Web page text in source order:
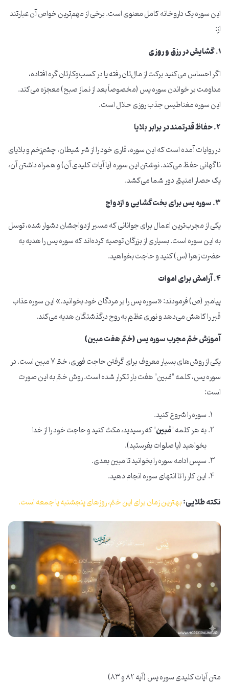
این سوره یک داروخانه کامل معنوی است. برخی از مهم‌ترین خواص آن عبارتند
از:
۱. گشایش در رزق و روزی
اگر احساس می‌کنید برکت از مال‌تان رفته یا در کسب‌وکارتان گره افتاده،
مداومت بر خواندن سوره یس (مخصوصاً بعد از نماز صبح) معجزه می‌کند.
این سوره مغناطیس جذب روزی حلال است.
۲. حفاظ قدرتمند در برابر بلایا
در روایات آمده است که این سوره، قاری خود را از شر شیطان، چشم‌زخم و بلایای
ناگهانی حفظ می‌کند. نوشتن این سوره (یا آیات کلیدی آن) و همراه داشتن آن،
یک حصار امنیتی دور شما می‌کشد.
۳. سوره یس برای بخت‌گشایی و ازدواج
یکی از مجرب‌ترین اعمال برای جوانانی که مسیر ازدواجشان دشوار شده، توسل
به این سوره است. بسیاری از بزرگان توصیه کرده‌اند که سوره یس را هدیه به
حضرت زهرا (س) کنید و حاجت بخواهید.
۴. آرامش برای اموات
پیامبر (ص) فرمودند: «سوره یس را بر مردگان خود بخوانید.» این سوره عذاب
قبر را کاهش می‌دهد و نوری عظیم به روح درگذشتگان هدیه می‌کند.
آموزش ختم مجرب سوره یس (ختم هفت مبین)
یکی از روش‌های بسیار معروف برای گرفتن حاجت فوری، ختم ۷ مبین است. در
سوره یس، کلمه "مُبین" هفت بار تکرار شده است. روش ختم به این صورت
است:
سوره را شروع کنید.
به هر کلمه "مُبین" که رسیدید، مکث کنید و حاجت خود را از خدا
بخواهید (یا صلوات بفرستید).
سپس ادامه سوره را بخوانید تا مبین بعدی.
این کار را تا انتهای سوره انجام دهید.
نکته طلایی:بهترین زمان برای این ختم، روزهای پنجشنبه یا جمعه است.
متن آیات کلیدی سوره یس (آیه ۸۲ و ۸۳)